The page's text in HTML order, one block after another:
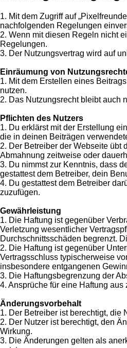
1. Mit dem Zugriff auf
nachfolgenden Regelungen
2. Wenn mit diesen Regeln nicht
Regelungen.
3. Der Nutzungsvertrag wird auf
Einräumung von
1. Mit dem Erstellen eines
nutzen.
2. Das Nutzungsrecht bleibt auch
Pflichten des Nutzers
1. Du erklärst mit der Erstellung
die in deinen Beiträgen
2. Der Betreiber der Webseite übt
Abmahnung zeitweise oder
3. Du nimmst zur Kenntnis, dass
gestattest dem Betreiber, dein
4. Du gestattest dem Betreiber
zuzufügen.
Gewährleistung
1. Die Haftung ist gegenüber
Verletzung wesentlicher
Durchschnittsschäden begrenzt.
2. Die Haftung ist gegenüber
Vertragsschluss typischerweise
insbesondere entgangenen
3. Die Haftungsbegrenzung der
4. Ansprüche für eine Haftung
Änderungsvorbehalt
1. Der Betreiber ist berechtigt, die
2. Der Nutzer ist berechtigt, den
Wirkung.
3. Die Änderungen gelten als